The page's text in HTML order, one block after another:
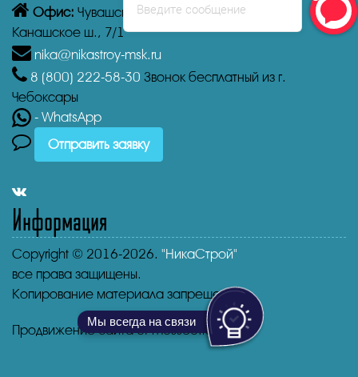
Офис: Чувашская Республика,Чебоксары
Канашское ш., 7/1
nika@nikastroy-msk.ru
8 (800) 222-58-30 Звонок бесплатный из г.
Чебоксары
- WhatsApp
Отправить заявку
Информация
Copyright © 2016-2026. "НикаСтрой"
все права защищены.
Копирование материала запрещено.
Продвижение сайта от mosseo.ru
Мы всегда на связи
Введите сообщение